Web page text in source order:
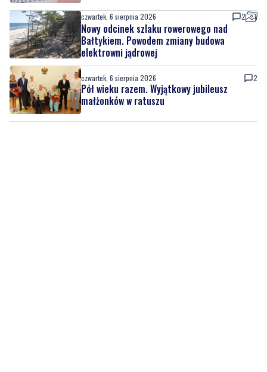
czwartek, 6 sierpnia 2026 2
Nowy odcinek szlaku rowerowego nad
Bałtykiem. Powodem zmiany budowa
elektrowni jądrowej
czwartek, 6 sierpnia 2026 2
Pół wieku razem. Wyjątkowy jubileusz
małżonków w ratuszu